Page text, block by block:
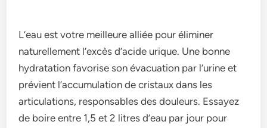
L’eau est votre meilleure alliée pour éliminer
naturellement l’excès d’acide urique. Une bonne
hydratation favorise son évacuation par l’urine et
prévient l’accumulation de cristaux dans les
articulations, responsables des douleurs. Essayez
de boire entre 1,5 et 2 litres d’eau par jour pour